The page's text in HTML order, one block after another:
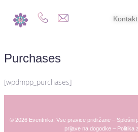
Purchases
[wpdmpp_purchases]
© 2026 Eventnika. Vse pravice pridržane – Splošni
prijave na dogodke – Politika